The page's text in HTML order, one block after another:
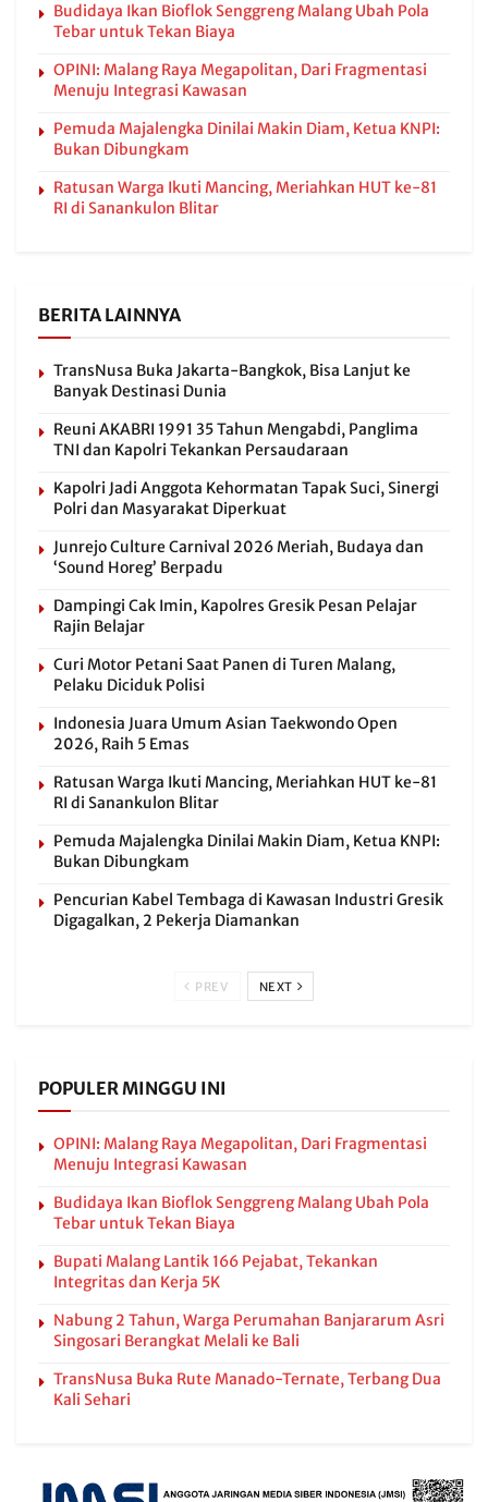
Budidaya Ikan Bioflok Senggreng Malang Ubah Pola
Tebar untuk Tekan Biaya
OPINI: Malang Raya Megapolitan, Dari Fragmentasi
Menuju Integrasi Kawasan
Pemuda Majalengka Dinilai Makin Diam, Ketua KNPI:
Bukan Dibungkam
Ratusan Warga Ikuti Mancing, Meriahkan HUT ke-81
RI di Sanankulon Blitar
BERITA LAINNYA
TransNusa Buka Jakarta-Bangkok, Bisa Lanjut ke
Banyak Destinasi Dunia
Reuni AKABRI 1991 35 Tahun Mengabdi, Panglima
TNI dan Kapolri Tekankan Persaudaraan
Kapolri Jadi Anggota Kehormatan Tapak Suci, Sinergi
Polri dan Masyarakat Diperkuat
Junrejo Culture Carnival 2026 Meriah, Budaya dan
‘Sound Horeg’ Berpadu
Dampingi Cak Imin, Kapolres Gresik Pesan Pelajar
Rajin Belajar
Curi Motor Petani Saat Panen di Turen Malang,
Pelaku Diciduk Polisi
Indonesia Juara Umum Asian Taekwondo Open
2026, Raih 5 Emas
Ratusan Warga Ikuti Mancing, Meriahkan HUT ke-81
RI di Sanankulon Blitar
Pemuda Majalengka Dinilai Makin Diam, Ketua KNPI:
Bukan Dibungkam
Pencurian Kabel Tembaga di Kawasan Industri Gresik
Digagalkan, 2 Pekerja Diamankan
PREV NEXT
POPULER MINGGU INI
OPINI: Malang Raya Megapolitan, Dari Fragmentasi
Menuju Integrasi Kawasan
Budidaya Ikan Bioflok Senggreng Malang Ubah Pola
Tebar untuk Tekan Biaya
Bupati Malang Lantik 166 Pejabat, Tekankan
Integritas dan Kerja 5K
Nabung 2 Tahun, Warga Perumahan Banjararum Asri
Singosari Berangkat Melali ke Bali
TransNusa Buka Rute Manado-Ternate, Terbang Dua
Kali Sehari